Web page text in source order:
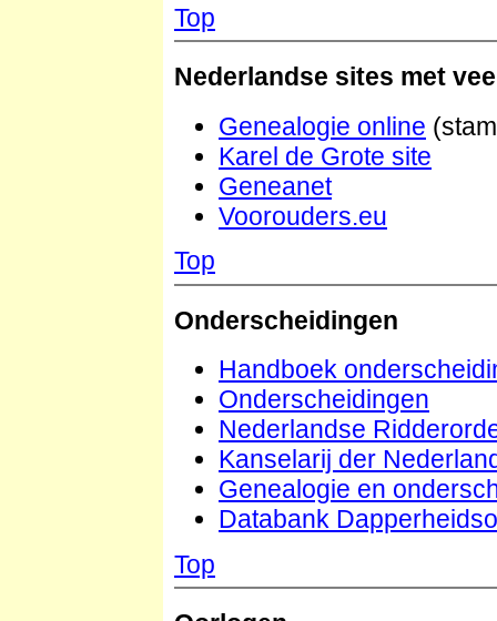
Top
Nederlandse sites met
Genealogie online
Karel de Grote site
Geneanet
Voorouders.eu
Top
Onderscheidingen
Handboek
Onderscheidingen
Nederlandse
Kanselarij der
Genealogie en
Databank
Top